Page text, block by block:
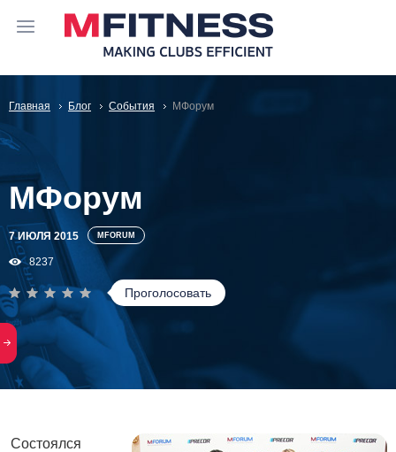
Главная Блог События МФорум
МФорум
7 ИЮЛЯ 2015 MFORUM
8237
Проголосовать
Состоялся